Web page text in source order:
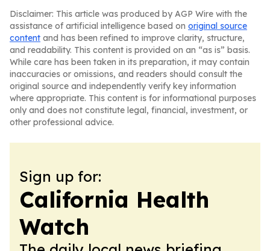
Disclaimer: This article was produced by AGP Wire with the
assistance of artificial intelligence based on original source
content and has been refined to improve clarity, structure,
and readability. This content is provided on an “as is” basis.
While care has been taken in its preparation, it may contain
inaccuracies or omissions, and readers should consult the
original source and independently verify key information
where appropriate. This content is for informational purposes
only and does not constitute legal, financial, investment, or
other professional advice.
Sign up for:
California Health
Watch